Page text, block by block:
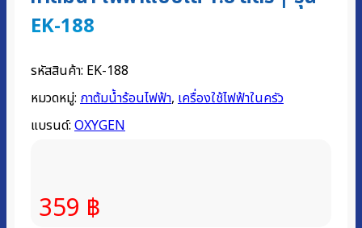
EK-188
รหัสสินค้า: EK-188
หมวดหมู่: กาต้มน้ำร้อนไฟฟ้า, เครื่องใช้ไฟฟ้าในครัว
แบรนด์: OXYGEN
359 ฿